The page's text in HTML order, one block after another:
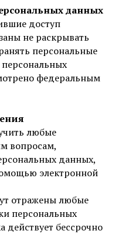
данных
доступ
не раскрывать
персональные
персональных
федеральным
любые
вопросам,
данных,
электронной
отражены любые
персональных
бессрочно